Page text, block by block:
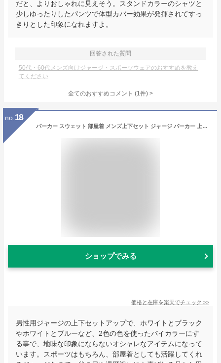
だと、よりおしゃれに見えそう。スタンドカラーのシャツと
少しゆったりしたパンツで体型カバー効果が発揮されてすっ
きりとした印象になれますよ。
回答された質問
50代・60代メンズ向けジャージ・スポーツウェアのおすすめを教え
てください
全てのおすすめコメント (1件) >
no. 18
パーカー スウェット 部屋着 メンズ上下セット ジャージ パーカー 上下 コート ジャージ メンズセットアップ メンズジャージ 普段着 上下セット ジャージ メンズファッション メンズセットアップ かっこいい パンツ ジャージ メンズ
ショップでみる
価格と在庫を楽天でチェック >>
男性用ジャージの上下セットアップで、ホワイトとブラック
やホワイトとブルーなど、2色の色を使ったバイカラーにす
る事で、地味な印象にならないオシャレなアイテムになって
います。スポーツはもちろん、部屋着としても活躍してくれ